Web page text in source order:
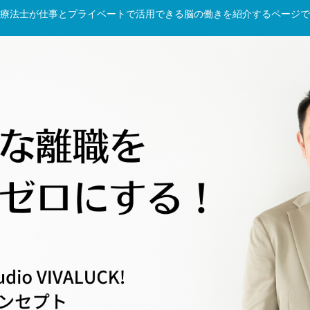
法士が仕事とプライベートで活用できる脳の働きを紹介するページ